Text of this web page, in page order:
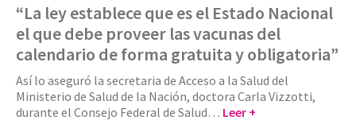
“La ley establece que es el Estado Nacional
el que debe proveer las vacunas del
calendario de forma gratuita y obligatoria”
Así lo aseguró la secretaria de Acceso a la Salud del
Ministerio de Salud de la Nación, doctora Carla Vizzotti,
durante el Consejo Federal de Salud… Leer +